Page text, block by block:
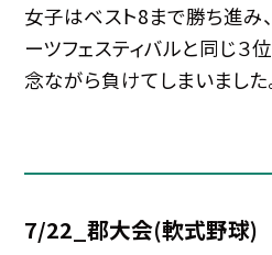
女子はベスト8まで勝ち進み
ーツフェスティバルと同じ３
念ながら負けてしまいました
7/22_郡大会(軟式野球)